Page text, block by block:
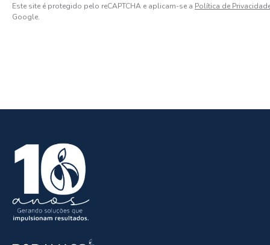
Este site é protegido pelo reCAPTCHA e aplicam-se a Política de
Google.